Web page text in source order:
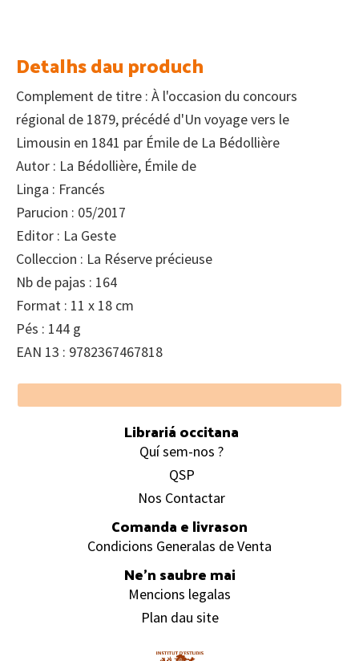
Detalhs dau produch
Complement de titre : À l'occasion du concours
régional de 1879, précédé d'Un voyage vers le
Limousin en 1841 par Émile de La Bédollière
Autor : La Bédollière, Émile de
Linga : Francés
Parucion : 05/2017
Editor : La Geste
Colleccion : La Réserve précieuse
Nb de pajas : 164
Format : 11 x 18 cm
Pés : 144 g
EAN 13 : 9782367467818
Footer
Librariá occitana
Quí sem-nos ?
QSP
Nos Contactar
Comanda e livrason
Condicions Generalas de Venta
Ne’n saubre mai
Mencions legalas
Plan dau site